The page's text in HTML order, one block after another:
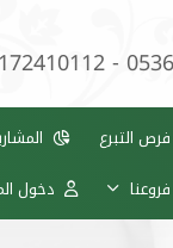
-
فرص التبرع
فروعنا دخول